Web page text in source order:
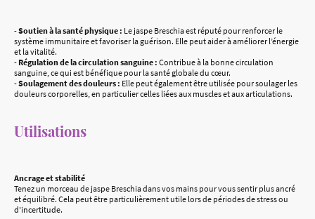
-Soutien à la santé physique : Le jaspe Breschia est réputé pour renforcer le
système immunitaire et favoriser la guérison. Elle peut aider à améliorer l’énergie
et la vitalité.
- Régulation de la circulation sanguine : Contribue à la bonne circulation
sanguine, ce qui est bénéfique pour la santé globale du cœur.
-Soulagement des douleurs : Elle peut également être utilisée pour soulager les
douleurs corporelles, en particulier celles liées aux muscles et aux articulations.
Utilisations
Ancrage et stabilité
Tenez un morceau de jaspe Breschia dans vos mains pour vous sentir plus ancré
et équilibré. Cela peut être particulièrement utile lors de périodes de stress ou
d'incertitude.